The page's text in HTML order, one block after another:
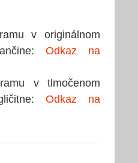
v originálnom
Odkaz na
v tlmočenom
Odkaz na